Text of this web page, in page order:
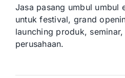
Jasa pasang umbul umbul
untuk festival, grand
launching produk,
perusahaan.